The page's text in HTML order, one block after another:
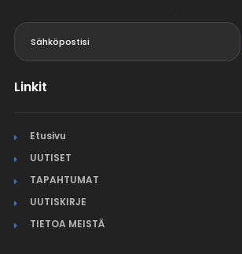
Linkit
Etusivu
UUTISET
TAPAHTUMAT
UUTISKIRJE
TIETOA MEISTÄ